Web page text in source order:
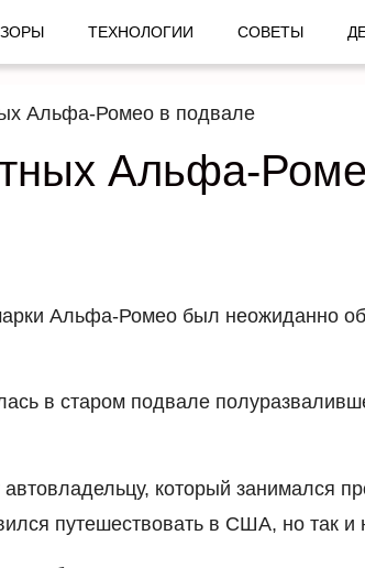
ТЕХНОЛОГИИ СОВЕТЫ
Альфа-Ромео в подвале
Альфа-
Альфа-Ромео был неожиданно
в старом подвале
который занимался
путешествовать в США, но так